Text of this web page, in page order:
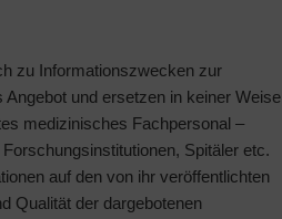
zu Informationszwecken zur
und ersetzen in keiner Weise
medizinisches Fachpersonal –
Spitäler etc.
auf den von ihr veröffentlichten
Qualität der dargebotenen